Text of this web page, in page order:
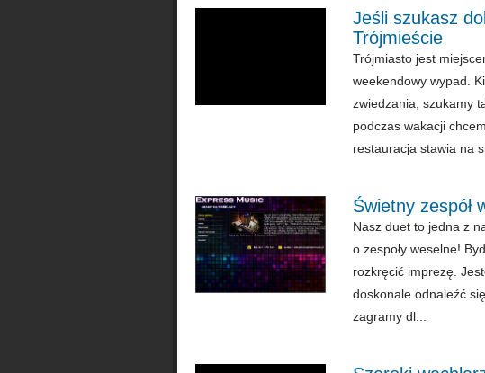
Jeśli szukasz
Trójmieście
Trójmiasto jest
weekendowy wypad.
zwiedzania, szukamy
podczas wakacji
restauracja stawia na
Świetny zespół
Nasz duet to jedna z
o zespoły weselne!
rozkręcić imprezę.
doskonale odnaleźć
zagramy dl...